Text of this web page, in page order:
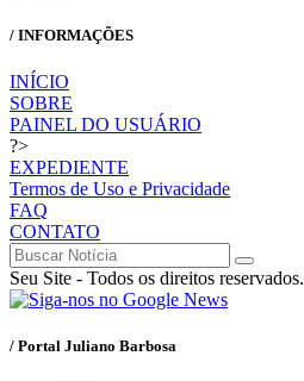
/ INFORMAÇÕES
INÍCIO
SOBRE
PAINEL DO USUÁRIO
?>
EXPEDIENTE
Termos de Uso e Privacidade
FAQ
CONTATO
Seu Site - Todos os direitos reservados.
/ Portal Juliano Barbosa